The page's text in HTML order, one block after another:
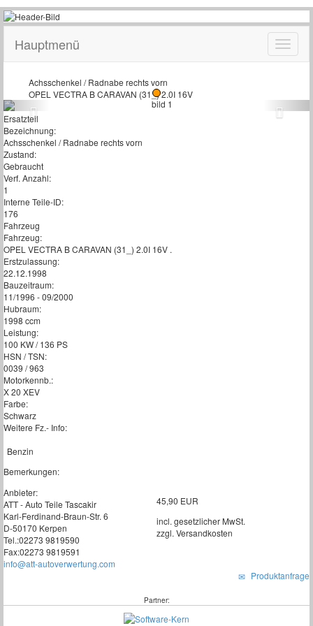
Hauptmenü
Achsschenkel / Radnabe rechts vorn
OPEL VECTRA B CARAVAN (31_) 2.0I 16V
Ersatzteil
Bezeichnung:
Achsschenkel / Radnabe rechts vorn
Zustand:
Gebraucht
Verf. Anzahl:
1
Interne Teile-ID:
176
Fahrzeug
Fahrzeug:
OPEL VECTRA B CARAVAN (31_) 2.0I 16V .
Erstzulassung:
22.12.1998
Bauzeitraum:
11/1996 - 09/2000
Hubraum:
1998 ccm
Leistung:
100 KW / 136 PS
HSN / TSN:
0039 / 963
Motorkennb.:
X 20 XEV
Farbe:
Schwarz
Weitere Fz.- Info:
Benzin
Bemerkungen:
Anbieter:
ATT - Auto Teile Tascakir
Karl-Ferdinand-Braun-Str. 6
D-50170 Kerpen
Tel.:02273 9819590
Fax:02273 9819591
info@att-autoverwertung.com
45,90 EUR
incl. gesetzlicher MwSt.
zzgl. Versandkosten
Produktanfrage
Partner: